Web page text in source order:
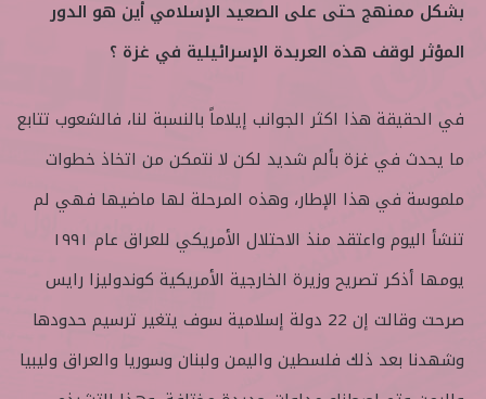
بشكل ممنهج حتى على الصعيد الإسلامي أين هو الدور
المؤثر لوقف هذه العربدة الإسرائيلية في غزة ؟
في الحقيقة هذا اكثر الجوانب إيلاماً بالنسبة لنا، فالشعوب تتابع
ما يحدث في غزة بألم شديد لكن لا نتمكن من اتخاذ خطوات
ملموسة في هذا الإطار، وهذه المرحلة لها ماضيها فهي لم
تنشأ اليوم واعتقد منذ الاحتلال الأمريكي للعراق عام ١٩٩١
يومها أذكر تصريح وزيرة الخارجية الأمريكية كوندوليزا رايس
صرحت وقالت إن 22 دولة إسلامية سوف يتغير ترسيم حدودها
وشهدنا بعد ذلك فلسطين واليمن ولبنان وسوريا والعراق وليبيا